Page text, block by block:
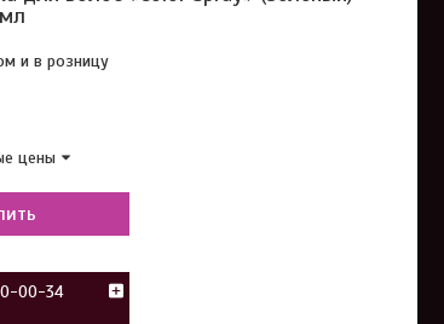
и в розницу
цены
00-34